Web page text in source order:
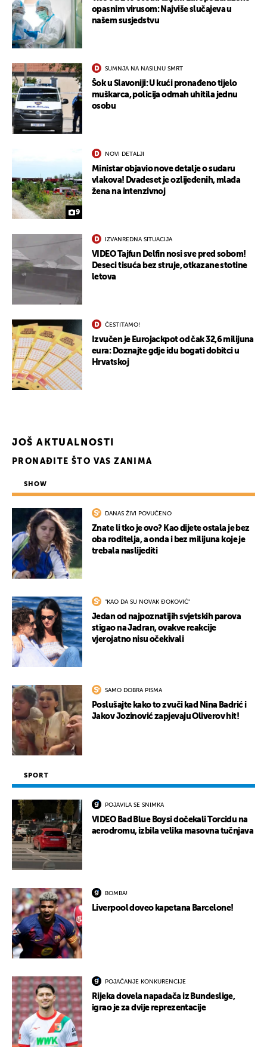
opasnim virusom: Najviše slučajeva u
našem susjedstvu
SUMNJA NA NASILNU SMRT
Šok u Slavoniji: U kući pronađeno tijelo
muškarca, policija odmah uhitila jednu
osobu
9
NOVI DETALJI
Ministar objavio nove detalje o sudaru
vlakova! Dvadeset je ozlijeđenih, mlađa
žena na intenzivnoj
IZVANREDNA SITUACIJA
VIDEO Tajfun Delfin nosi sve pred sobom!
Deseci tisuća bez struje, otkazane stotine
letova
ČESTITAMO!
Izvučen je Eurojackpot od čak 32,6 milijuna
eura: Doznajte gdje idu bogati dobitci u
Hrvatskoj
JOŠ AKTUALNOSTI
PRONAĐITE ŠTO VAS ZANIMA
SHOW
DANAS ŽIVI POVUČENO
Znate li tko je ovo? Kao dijete ostala je bez
oba roditelja, a onda i bez milijuna koje je
trebala naslijediti
"KAO DA SU NOVAK ĐOKOVIĆ"
Jedan od najpoznatijih svjetskih parova
stigao na Jadran, ovakve reakcije
vjerojatno nisu očekivali
SAMO DOBRA PISMA
Poslušajte kako to zvuči kad Nina Badrić i
Jakov Jozinović zapjevaju Oliverov hit!
SPORT
POJAVILA SE SNIMKA
VIDEO Bad Blue Boysi dočekali Torcidu na
aerodromu, izbila velika masovna tučnjava
BOMBA!
Liverpool doveo kapetana Barcelone!
POJAČANJE KONKURENCIJE
Rijeka dovela napadača iz Bundeslige,
igrao je za dvije reprezentacije
UKLJUČITE NOTIFIKACIJE